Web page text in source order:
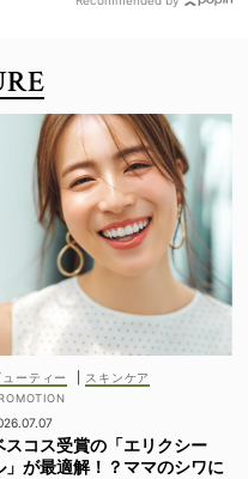
ューティー スキンケア
スコス受賞の「エリクシー
」が最適解！？ママのシワに